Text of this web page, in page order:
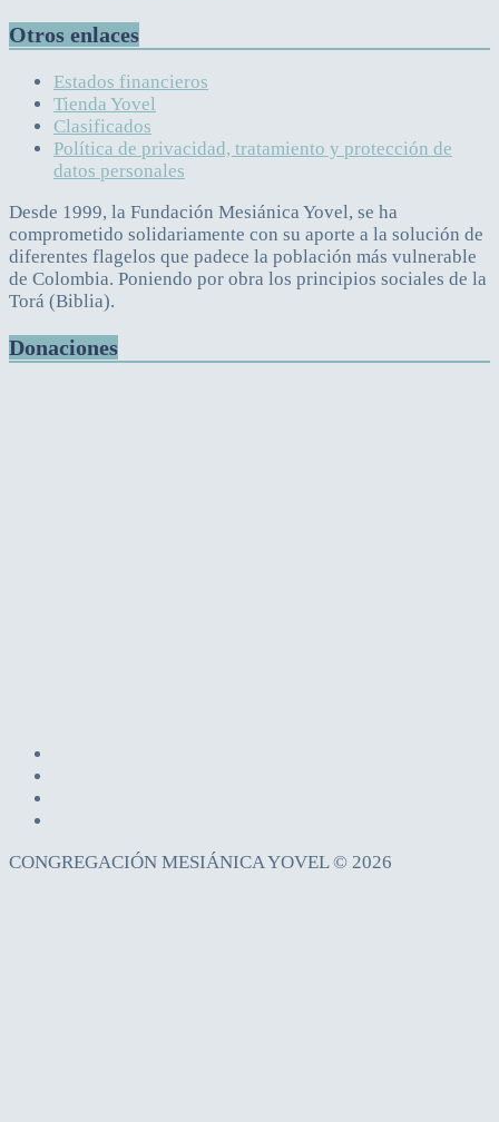
Otros enlaces
Estados financieros
Tienda Yovel
Clasificados
Política de privacidad, tratamiento y protección de
datos personales
Desde 1999, la Fundación Mesiánica Yovel, se ha
comprometido solidariamente con su aporte a la solución de
diferentes flagelos que padece la población más vulnerable
de Colombia. Poniendo por obra los principios sociales de la
Torá (Biblia).
Donaciones
CONGREGACIÓN MESIÁNICA YOVEL © 2026